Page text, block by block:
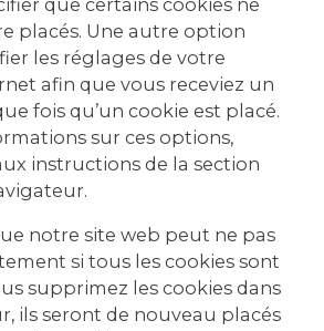
placés. Une autre option
les réglages de votre
afin que vous receviez un
fois qu’un cookie est placé.
sur ces options,
instructions de la section
notre site web peut ne pas
si tous les cookies sont
supprimez les cookies dans
ils seront de nouveau placés